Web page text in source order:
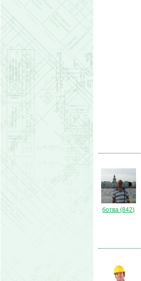
ботва (842)